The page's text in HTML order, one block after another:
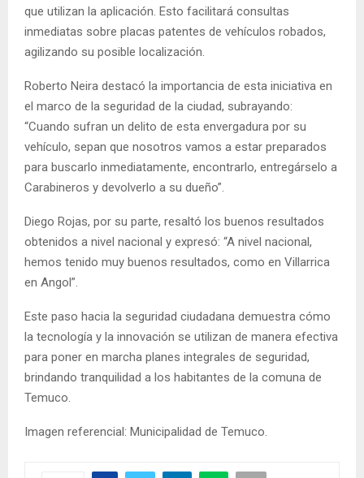
que utilizan la aplicación. Esto facilitará consultas
inmediatas sobre placas patentes de vehículos robados,
agilizando su posible localización.
Roberto Neira destacó la importancia de esta iniciativa en
el marco de la seguridad de la ciudad, subrayando:
“Cuando sufran un delito de esta envergadura por su
vehículo, sepan que nosotros vamos a estar preparados
para buscarlo inmediatamente, encontrarlo, entregárselo a
Carabineros y devolverlo a su dueño”.
Diego Rojas, por su parte, resaltó los buenos resultados
obtenidos a nivel nacional y expresó: “A nivel nacional,
hemos tenido muy buenos resultados, como en Villarrica
en Angol”.
Este paso hacia la seguridad ciudadana demuestra cómo
la tecnología y la innovación se utilizan de manera efectiva
para poner en marcha planes integrales de seguridad,
brindando tranquilidad a los habitantes de la comuna de
Temuco.
Imagen referencial: Municipalidad de Temuco.